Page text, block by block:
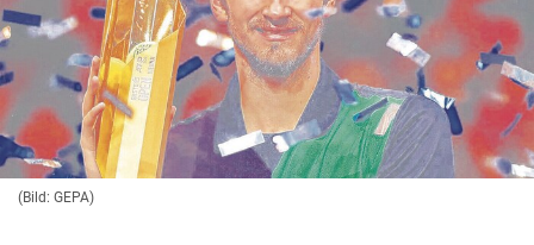
(Bild: GEPA)